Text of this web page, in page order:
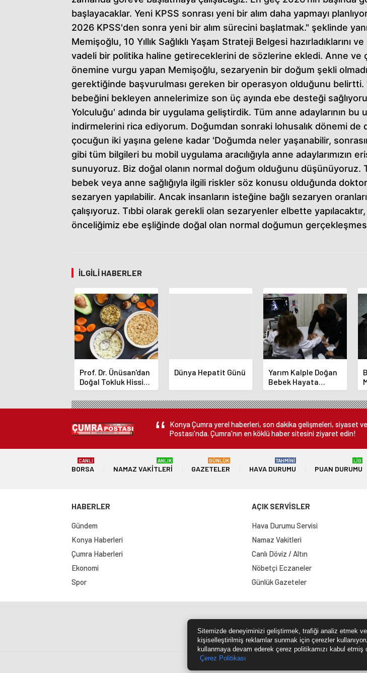
başlayacaklar. Yeni KPSS sonrası yeni bir alım daha yapmayı
2026 KPSS'den sonra yeni bir alım sürecini başlatmak." şeklinde
Memişoğlu, 10 Yıllık Sağlıklı Yaşam Strateji Belgesi hazırladıklarını
vadeli bir politika haline getireceklerini de sözlerine ekledi. Anne ve
önemine vurgu yapan Memişoğlu, sezaryenin bir doğum şekli
gerektiğinde başvurulması gereken bir operasyon olduğunu belirtti.
bebeğini bekleyen annelerimize son üç ayında ebe desteği
Yolculuğu' adında bir uygulama geliştirdik. Tüm anne adaylarının bu
indirmelerini rica ediyorum. Doğumdan sonraki lohusalık dönemi de
çocuğun iki yaşına gelene kadar 'Doğumda neler yaşanabilir,
gibi tüm bilgileri bu mobil uygulama aracılığıyla anne adaylarımızın
sunuyoruz. Biz doğal olanın normal doğum olduğunu düşünüyoruz.
bebek veya anne sağlığıyla ilgili riskler söz konusu olduğunda doktor
sezaryen yapılabilir. Ancak insanların isteğine bağlı sezaryen
çalışıyoruz. Tıbbi olarak gerekli olan sezaryenler elbette
önceliğimiz ebe eşliğinde doğal olan normal doğumun
İLGILI HABERLER
Prof. Dr. Ünüsan'dan
Doğal Tokluk Hissi
Yolları
Dünya Hepatit Günü
Yarım Kalple Doğan
Bebek Hayata
Tutundu
Konya Çumra yerel haberleri, son dakika gelişmeleri, siyaset
Postası'nda. Çumra'nın en köklü haber sitesini ziyaret edin!
BORSA
CANLI
NAMAZ VAKITLERI
ANLIK
GAZETELER
GÜNLÜK
HAVA DURUMU
TAHMİNİ
PUAN DURUMU
LİG
HABERLER
Gündem
Konya Haberleri
Çumra Haberleri
Ekonomi
Spor
AÇIK SERVİSLER
Hava Durumu Servisi
Namaz Vakitleri
Canlı Döviz / Altın
Nöbetçi Eczaneler
Günlük Gazeteler
Site Haritası RSS Kaynağı Çumra
Sitemizde deneyiminizi geliştirmek, trafiği analiz etmek ve
kişiselleştirilmiş reklamlar sunmak için çerezler
kullanmaya devam ederek çerez politikamızı kabul etmiş
Çerez Politikası